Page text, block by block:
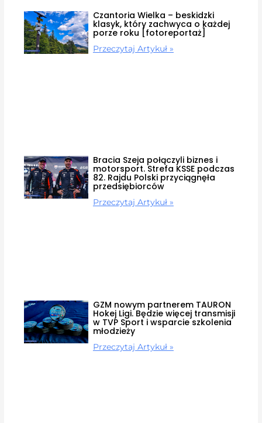
Czantoria Wielka – beskidzki
klasyk, który zachwyca o każdej
porze roku [fotoreportaż]
Przeczytaj Artykuł »
Bracia Szeja połączyli biznes i
motorsport. Strefa KSSE podczas
82. Rajdu Polski przyciągnęła
przedsiębiorców
Przeczytaj Artykuł »
GZM nowym partnerem TAURON
Hokej Ligi. Będzie więcej transmisji
w TVP Sport i wsparcie szkolenia
młodzieży
Przeczytaj Artykuł »